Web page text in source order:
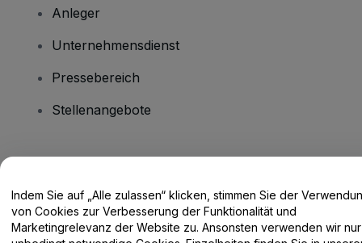
Anleger
Unternehmensdienst
Pressebereich
Stellenangebote
Hilfe-Center / Kontakt
Indem Sie auf „Alle zulassen“ klicken, stimmen Sie der
von Cookies zur Verbesserung der Funktionalität und
Marketingrelevanz der Website zu. Ansonsten verwenden wir nur